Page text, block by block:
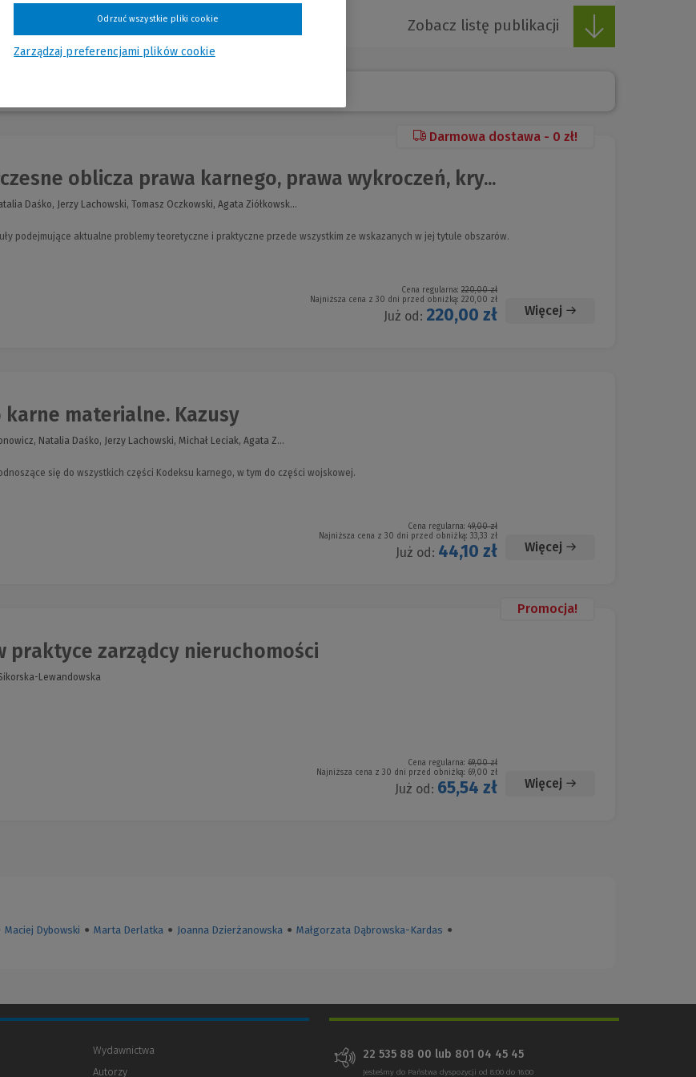
Zobacz listę publikacji
Darmowa dostawa - 0 zł!
oblicza prawa karnego, prawa wykroczeń, kry...
Daśko, Jerzy Lachowski, Tomasz Oczkowski, Agata Ziółkowsk...
podejmujące aktualne problemy teoretyczne i praktyczne przede wszystkim ze wskazanych w jej tytule obszarów.
Cena regularna: 220,00 zł
Najniższa cena z 30 dni przed obniżką: 220,00 zł
Już od: 220,00 zł Więcej
karne materialne. Kazusy
Natalia Daśko, Jerzy Lachowski, Michał Leciak, Agata Z...
się do wszystkich części Kodeksu karnego, w tym do części wojskowej.
Cena regularna: 49,00 zł
Najniższa cena z 30 dni przed obniżką: 33,33 zł
Już od: 44,10 zł Więcej
Promocja!
praktyce zarządcy nieruchomości
Lewandowska
Cena regularna: 69,00 zł
Najniższa cena z 30 dni przed obniżką: 69,00 zł
Już od: 65,54 zł Więcej
Maciej Dybowski ● Marta Derlatka ● Joanna Dzierżanowska ● Małgorzata Dąbrowska-Kardas ●
Wydawnictwa
Autorzy
22 535 88 00 lub 801 04 45 45
Jesteśmy do Państwa dyspozycji od 8:00 do 16:00
Zarządzaj preferencjami plików cookie
Odrzuć wszystkie pliki cookie